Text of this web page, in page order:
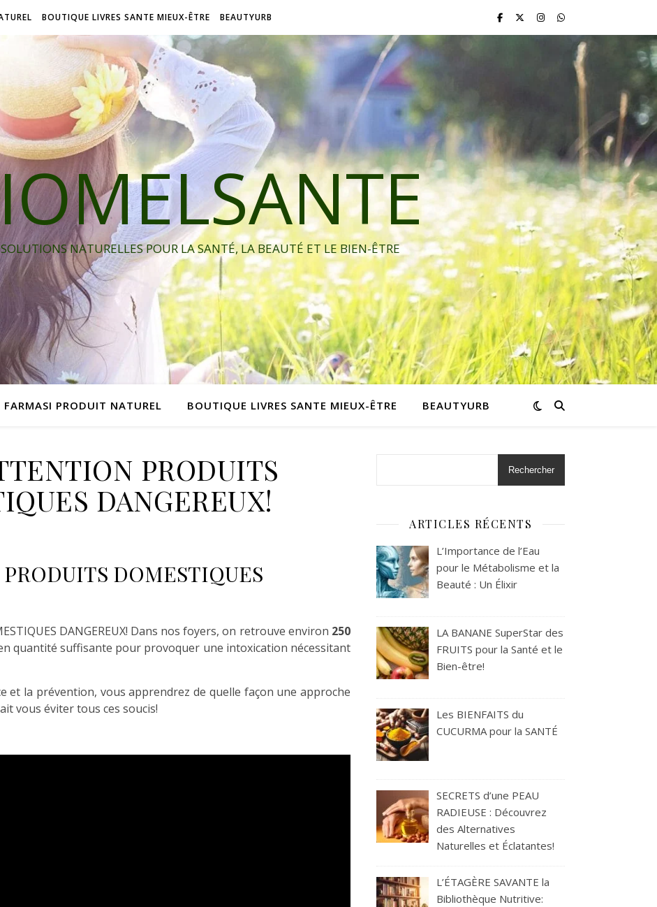
BOUTIQUE LIVRES SANTE MIEUX-ÊTRE BEAUTYURB
NATURELLES POUR LA SANTÉ, LA BEAUTÉ ET LE BIEN-ÊTRE
PRODUIT NATUREL BOUTIQUE LIVRES SANTE MIEUX-ÊTRE BEAUTYURB
PRODUITS
DANGEREUX!
DOMESTIQUES
DANGEREUX! Dans nos foyers, on retrouve environ 250
quantité suffisante pour provoquer une intoxication nécessitant
et la prévention, vous apprendrez de quelle façon une approche
vous éviter tous ces soucis!
Rechercher
ARTICLES RÉCENTS
L’Importance de l’Eau
pour le Métabolisme et la
Beauté : Un Élixir
LA BANANE SuperStar des
FRUITS pour la Santé et le
Bien-être!
Les BIENFAITS du
CUCURMA pour la SANTÉ
SECRETS d’une PEAU
RADIEUSE : Découvrez
des Alternatives
Naturelles et Éclatantes!
L’ÉTAGÈRE SAVANTE la
Bibliothèque Nutritive: